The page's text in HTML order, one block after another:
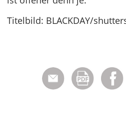
Titelbild: BLACKDAY/